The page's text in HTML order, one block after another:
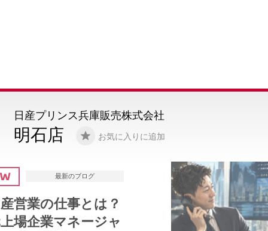
明石店 お気に入りに追加
日産プリンス兵庫販売株式会社
最新のブログ
【明石店限定】ルーク
ス即納車「ソルベブル